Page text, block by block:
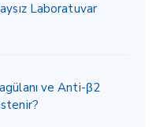
Laboratuvar
ve Anti-β2